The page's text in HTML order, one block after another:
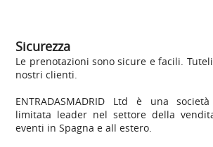
Sicurezza
Le prenotazioni sono sicure e facili.
nostri clienti.
ENTRADASMADRID Ltd è una
limitata leader nel settore della
eventi in Spagna e all estero.